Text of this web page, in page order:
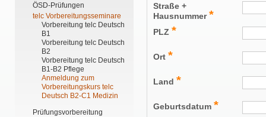
ÖSD-Prüfungen
telc Vorbereitungsseminare
Vorbereitung telc Deutsch
B1
Vorbereitung telc Deutsch
B2
Vorbereitung telc Deutsch
B1-B2 Pflege
Anmeldung zum
Vorbereitungskurs telc
Deutsch B2-C1 Medizin
Prüfungsvorbereitung
Straße +
Hausnummer *
PLZ *
Ort *
Land *
Geburtsdatum *